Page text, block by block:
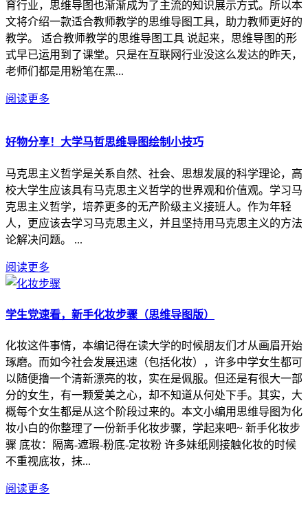
育行业，思维导图也渐渐成为了主流的知识展示方式。所以本
文将介绍一款适合教师教学的思维导图工具，助力教师更好的
教学。 适合教师教学的思维导图工具 说起来，思维导图的形
式早已运用到了课堂。只是在互联网行业没这么发达的昨天，
老师们都是用粉笔在黑...
阅读更多
好物分享！大学马哲思维导图绘制小技巧
马克思主义哲学是关系自然、社会、思想发展的科学理论，高
校大学生应该具有马克思主义哲学的世界观和价值观。学习马
克思主义哲学，培养更多的无产阶级主义接班人。作为年轻
人，更应该去学习马克思主义，并且坚持用马克思主义的方法
论解决问题。 ...
阅读更多
学生党速看，新手化妆步骤（思维导图版）
化妆这件事情，本编记得在读大学的时候朋友们才从画眉开始
琢磨。而如今社会发展迅速（包括化妆），许多中学女生都可
以随便撸一个清新漂亮的妆，实在是佩服。但还是有很大一部
分的女生，有一颗爱美之心，却不知道从何处下手。其实，大
概每个女生都是从这个阶段过来的。本文小编用思维导图为化
妆小白的你整理了一份新手化妆步骤，学起来吧~ 新手化妆步
骤 底妆：隔离-遮瑕-粉底-定妆粉 许多妹纸刚接触化妆的时候
不重视底妆，抹...
阅读更多